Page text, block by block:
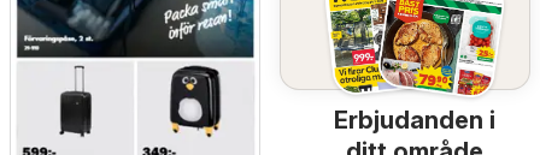
Erbjudanden i